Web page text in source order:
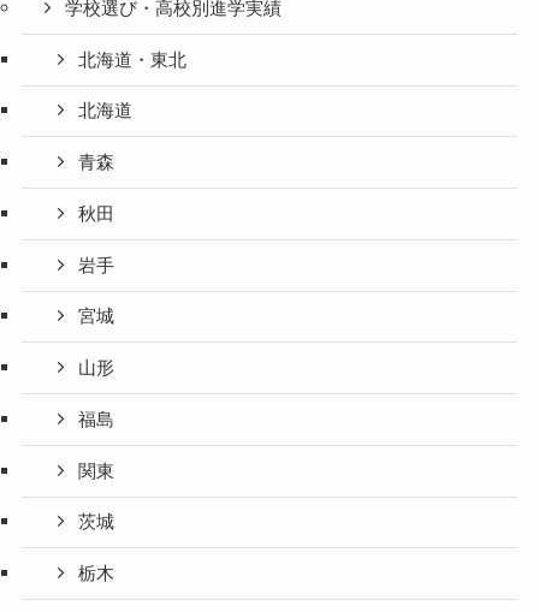
学校選び・高校別進学実績
北海道・東北
北海道
青森
秋田
岩手
宮城
山形
福島
関東
茨城
栃木